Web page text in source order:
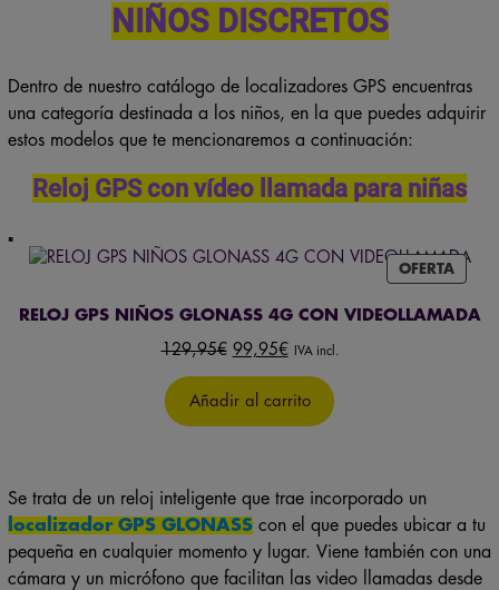
NIÑOS DISCRETOS
Dentro de nuestro catálogo de localizadores GPS encuentras
una categoría destinada a los niños, en la que puedes adquirir
estos modelos que te mencionaremos a continuación:
Reloj GPS con vídeo llamada para niñas
OFERTA
EN
RELOJ GPS NIÑOS GLONASS 4G CON VIDEOLLAMADA
129,95€ El
precio
original
99,95€El
precio
actual
IVA incl.
Añadir al carrito
Se trata de un reloj inteligente que trae incorporado un
localizador GPS GLONASScon el que puedes ubicar a tu
pequeña en cualquier momento y lugar. Viene también con una
cámara y un micrófono que facilitan las video llamadas desde